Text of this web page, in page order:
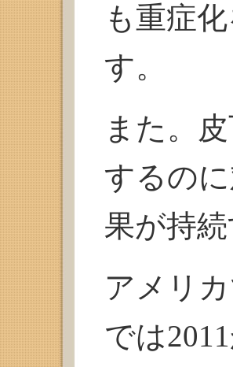
も重症
す。
また。
するの
果が持
アメリ
では